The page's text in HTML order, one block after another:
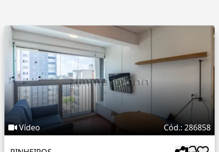
Vídeo Cód.: 286858